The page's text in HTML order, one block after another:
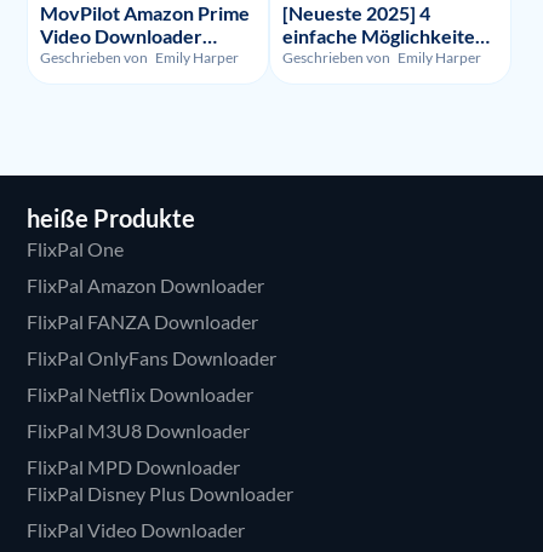
MovPilot Amazon Prime
Video Downloader
Bewertung - Illegalität,
Nutzung und Preis
Geschrieben von Emily Harper
[Neueste 2025] 4
einfache Möglichkeiten,
um HBO Max
aufzunehmen
Geschrieben von Emily Harper
heiße Produkte
FlixPal One
FlixPal Amazon Downloader
FlixPal FANZA Downloader
FlixPal OnlyFans Downloader
FlixPal Netflix Downloader
FlixPal M3U8 Downloader
FlixPal MPD Downloader
FlixPal Disney Plus Downloader
FlixPal Video Downloader